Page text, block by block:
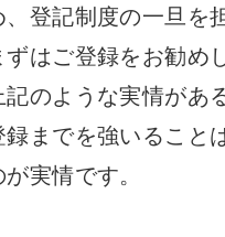
登記制度の一旦を
はご登録をお勧め
のような実情があ
までを強いること
実情です。